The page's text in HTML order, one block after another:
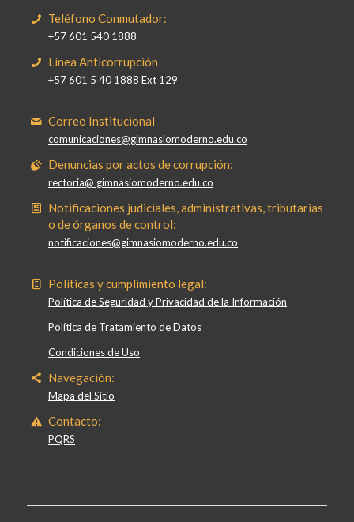
Teléfono Conmutador:
+57 601 540 1888
Línea Anticorrupción
+57 601 5 40 1888 Ext 129
Correo Institucional
comunicaciones@gimnasiomoderno.edu.co
Denuncias por actos de corrupción:
rectoria@ gimnasiomoderno.edu.co
Notificaciones judiciales, administrativas, tributarias
o de órganos de control:
notificaciones@gimnasiomoderno.edu.co
Políticas y cumplimiento legal:
Política de Seguridad y Privacidad de la Información
Política de Tratamiento de Datos
Condiciones de Uso
Navegación:
Mapa del Sitio
Contacto:
PQRS